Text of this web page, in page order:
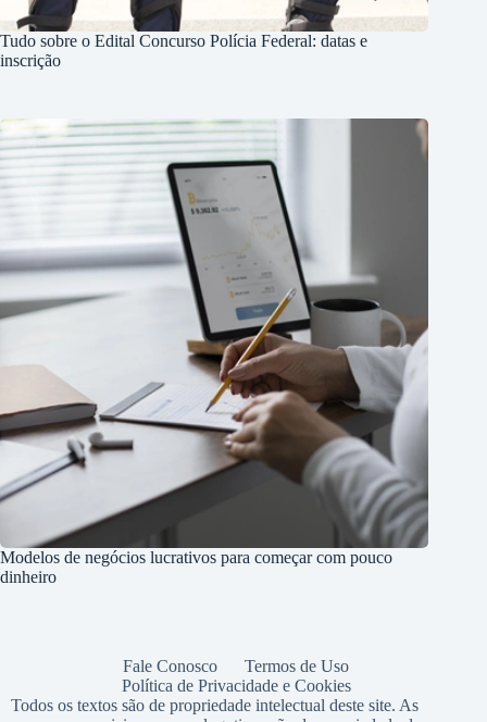
Tudo sobre o Edital Concurso Polícia Federal: datas e
inscrição
Modelos de negócios lucrativos para começar com pouco
dinheiro
Fale Conosco
Termos de Uso
Política de Privacidade e Cookies
Todos os textos são de propriedade intelectual deste site. As